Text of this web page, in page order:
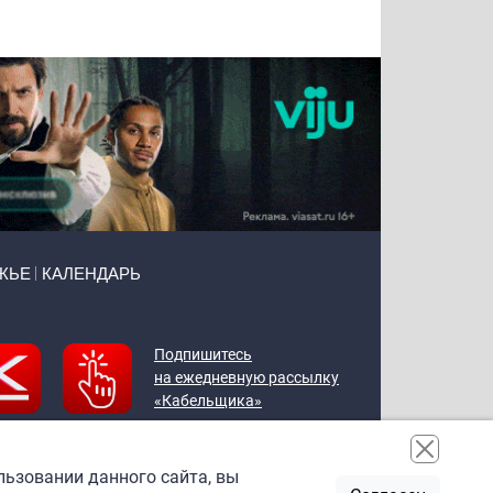
КАЛЕНДАРЬ
Подпишитесь
на ежедневную рассылку
«Кабельщика»
данного сайта, вы